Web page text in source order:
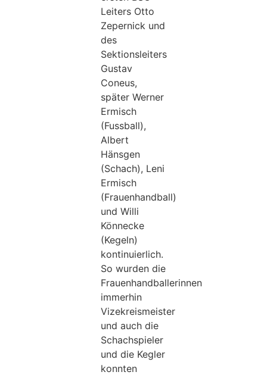
Leiters Otto
Zepernick und
des
Sektionsleiters
Gustav
Coneus,
später Werner
Ermisch
(Fussball),
Albert
Hänsgen
(Schach), Leni
Ermisch
(Frauenhandball)
und Willi
Könnecke
(Kegeln)
kontinuierlich.
So wurden die
Frauenhandballerinnen
immerhin
Vizekreismeister
und auch die
Schachspieler
und die Kegler
konnten